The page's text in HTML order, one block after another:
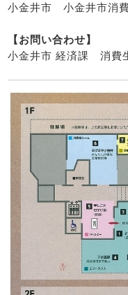
小金井市 小金井市消
【お問い合わせ】
小金井市 経済課 消費